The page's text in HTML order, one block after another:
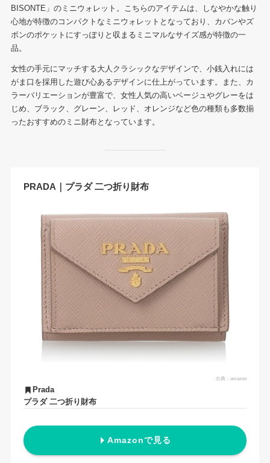
BISONTE」のミニウォレット。こちらのアイテムは、しなやかな触り
心地が特徴のコンパクトなミニウォレットとなっており、カバンやズ
ボンのポケットにすっぽりと収まるミニマルなサイズ感が特徴の一
品。
女性の手元にマッチする大人クラシックなデザインで、小銭入れには
がま口を採用した遊び心あるデザインに仕上がっています。また、カ
ラーバリエーションが豊富で、女性人気の高いベージュやグレーをは
じめ、ブラック、グレーン、レッド、オレンジなど色の種類も多数揃
ったおすすめのミニ財布となっています。
PRADA｜プラダ 二つ折り財布
出典：amazon
Prada
プラダ 二つ折り財布
Amazonで見る